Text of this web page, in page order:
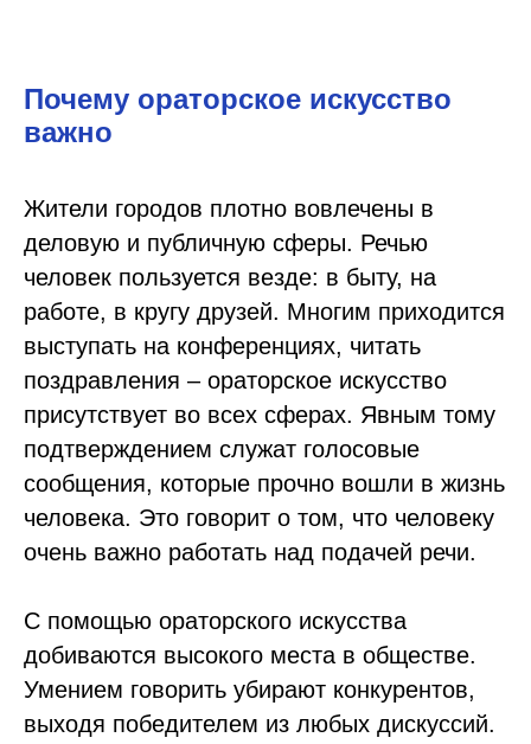
Почему ораторское искусство
важно
Жители городов плотно вовлечены в
деловую и публичную сферы. Речью
человек пользуется везде: в быту, на
работе, в кругу друзей. Многим приходится
выступать на конференциях, читать
поздравления – ораторское искусство
присутствует во всех сферах. Явным тому
подтверждением служат голосовые
сообщения, которые прочно вошли в жизнь
человека. Это говорит о том, что человеку
очень важно работать над подачей речи.
С помощью ораторского искусства
добиваются высокого места в обществе.
Умением говорить убирают конкурентов,
выходя победителем из любых дискуссий.